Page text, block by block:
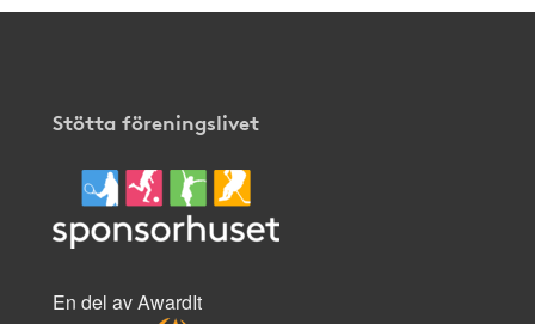
Stötta föreningslivet
En del av AwardIt